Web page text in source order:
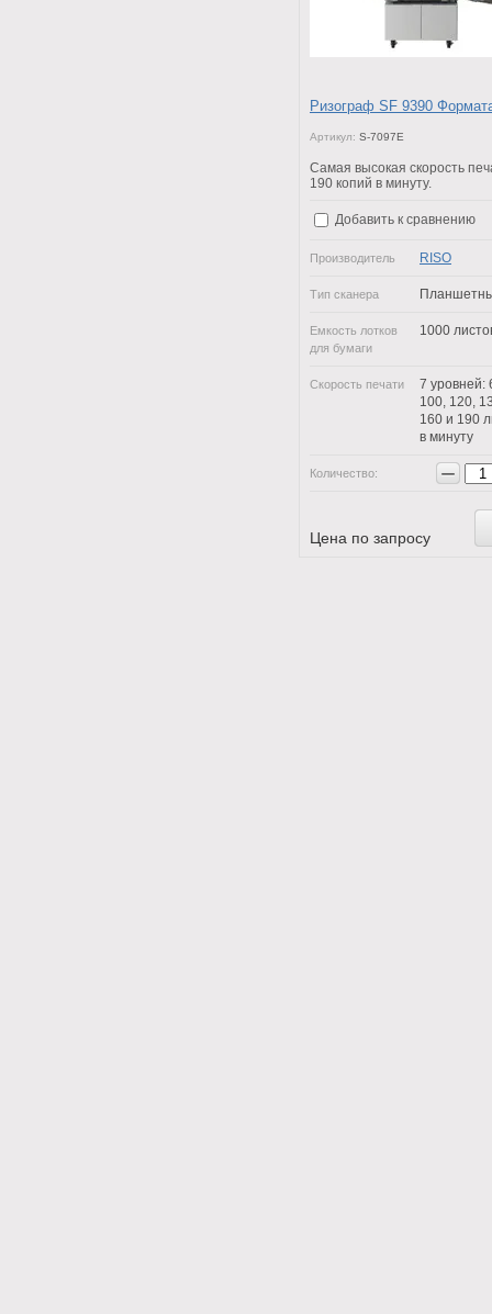
Ризограф SF 9390
Артикул: S-7097E
Самая высокая скорость
190 копий в минуту.
Добавить к сравнению
Производитель RISO
Тип сканера
Емкость лотков
для бумаги
1000
Скорость печати
7 уровней:
100, 120,
160 и 190
в минуту
Количество: −
Цена по запросу